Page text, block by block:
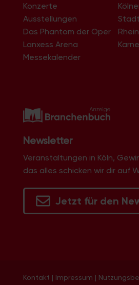
Konzerte
Ausstellungen
Das Phantom der Oper
Lanxess Arena
Messekalender
Newsletter
Veranstaltungen in Köln,
das alles schicken wir dir auf
Jetzt für den
Kontakt | Impressum |